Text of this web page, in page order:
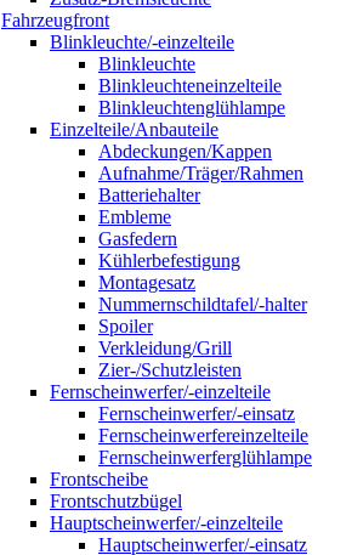
Fahrzeugfront
Blinkleuchte/-einzelteile
Blinkleuchte
Blinkleuchteneinzelteile
Blinkleuchtenglühlampe
Einzelteile/Anbauteile
Abdeckungen/Kappen
Aufnahme/Träger/Rahmen
Batteriehalter
Embleme
Gasfedern
Kühlerbefestigung
Montagesatz
Nummernschildtafel/-halter
Spoiler
Verkleidung/Grill
Zier-/Schutzleisten
Fernscheinwerfer/-einzelteile
Fernscheinwerfer/-einsatz
Fernscheinwerfereinzelteile
Fernscheinwerferglühlampe
Frontscheibe
Frontschutzbügel
Hauptscheinwerfer/-einzelteile
Hauptscheinwerfer/-einsatz